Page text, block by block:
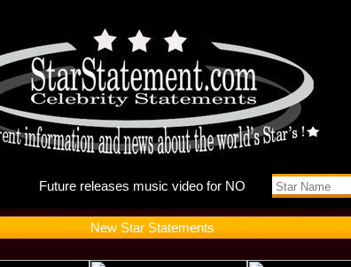
Future
New Star Statements